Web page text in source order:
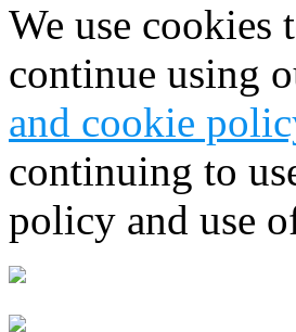
We use cookies
continue using
and cookie
continuing to
policy and use